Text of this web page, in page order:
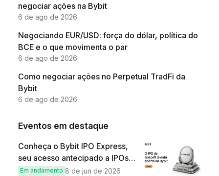
negociar ações na Bybit
6 de ago de 2026
Negociando EUR/USD: força do dólar, política do
BCE e o que movimenta o par
6 de ago de 2026
Como negociar ações no Perpetual TradFi da
Bybit
6 de ago de 2026
Eventos em destaque
Conheça o Bybit IPO Express,
seu acesso antecipado a IPOs
globais
Em andamento 8 de jun de 2026